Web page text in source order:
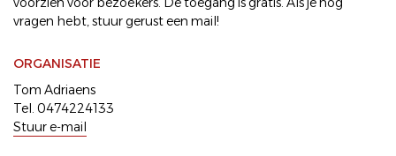
vragen hebt, stuur gerust een mail!
ORGANISATIE
Tom Adriaens
Tel. 0474224133
Stuur e-mail